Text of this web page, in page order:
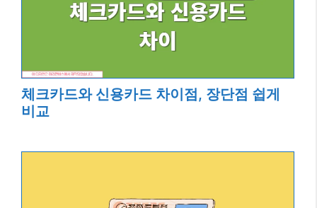
체크카드와 신용카드 차이점, 장단점 쉽게
비교